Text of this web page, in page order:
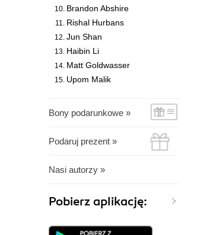
Brandon Abshire
Rishal Hurbans
Jun Shan
Haibin Li
Matt Goldwasser
Upom Malik
Bony podarunkowe »
Podaruj prezent »
Nasi autorzy »
Pobierz aplikację: